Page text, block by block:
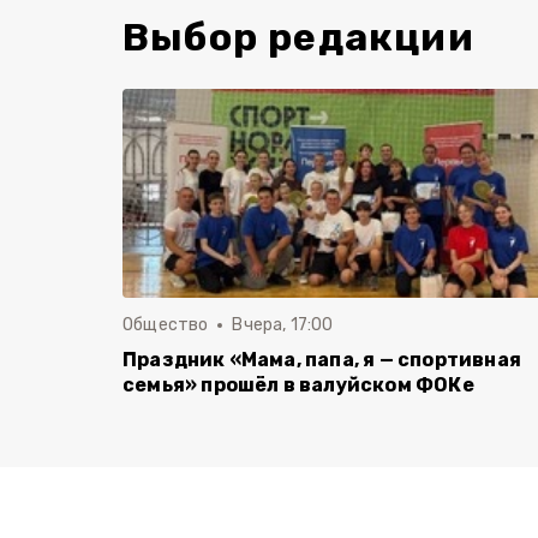
Выбор редакции
Общество Вчера, 17:00
Праздник «Мама, папа, я — спортивная
семья» прошёл в валуйском ФОКе